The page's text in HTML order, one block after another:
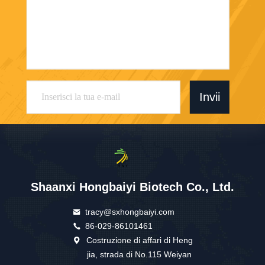
Invii
Shaanxi Hongbaiyi Biotech Co., Ltd.
tracy@sxhongbaiyi.com
86-029-86101461
Costruzione di affari di Heng
jia, strada di No.115 Weiyan